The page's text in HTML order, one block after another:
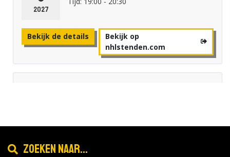
2027
Bekijk de details
Bekijk op
nhlstenden.com
2
Zoeken naar...